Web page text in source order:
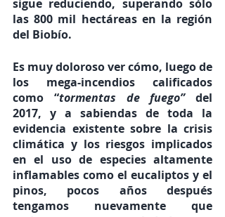
sigue reduciendo, superando sólo
las 800 mil hectáreas en la región
del Biobío.
Es muy doloroso ver cómo, luego de
los mega-incendios calificados
como “tormentas de fuego” del
2017, y a sabiendas de toda la
evidencia existente sobre la crisis
climática y los riesgos implicados
en el uso de especies altamente
inflamables como el eucaliptos y el
pinos, pocos años después
tengamos nuevamente que